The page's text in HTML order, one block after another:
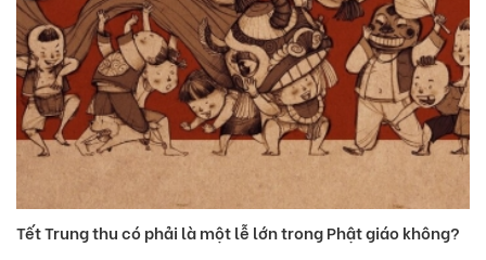
Tết Trung thu có phải là một lễ lớn trong Phật giáo không?